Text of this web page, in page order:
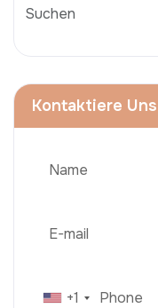
Kontaktiere Uns
+1